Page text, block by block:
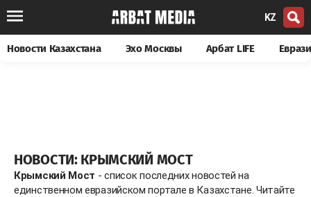
KZ
Новости Казахстана Эхо Москвы Арбат LIFE
НОВОСТИ: КРЫМСКИЙ МОСТ
Крымский Мост - список последних новостей на
единственном евразийском портале в Казахстане. Читайте